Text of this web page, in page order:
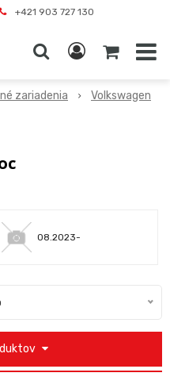
+421 903 727 130
zariadenia
Volkswagen
08.2023-